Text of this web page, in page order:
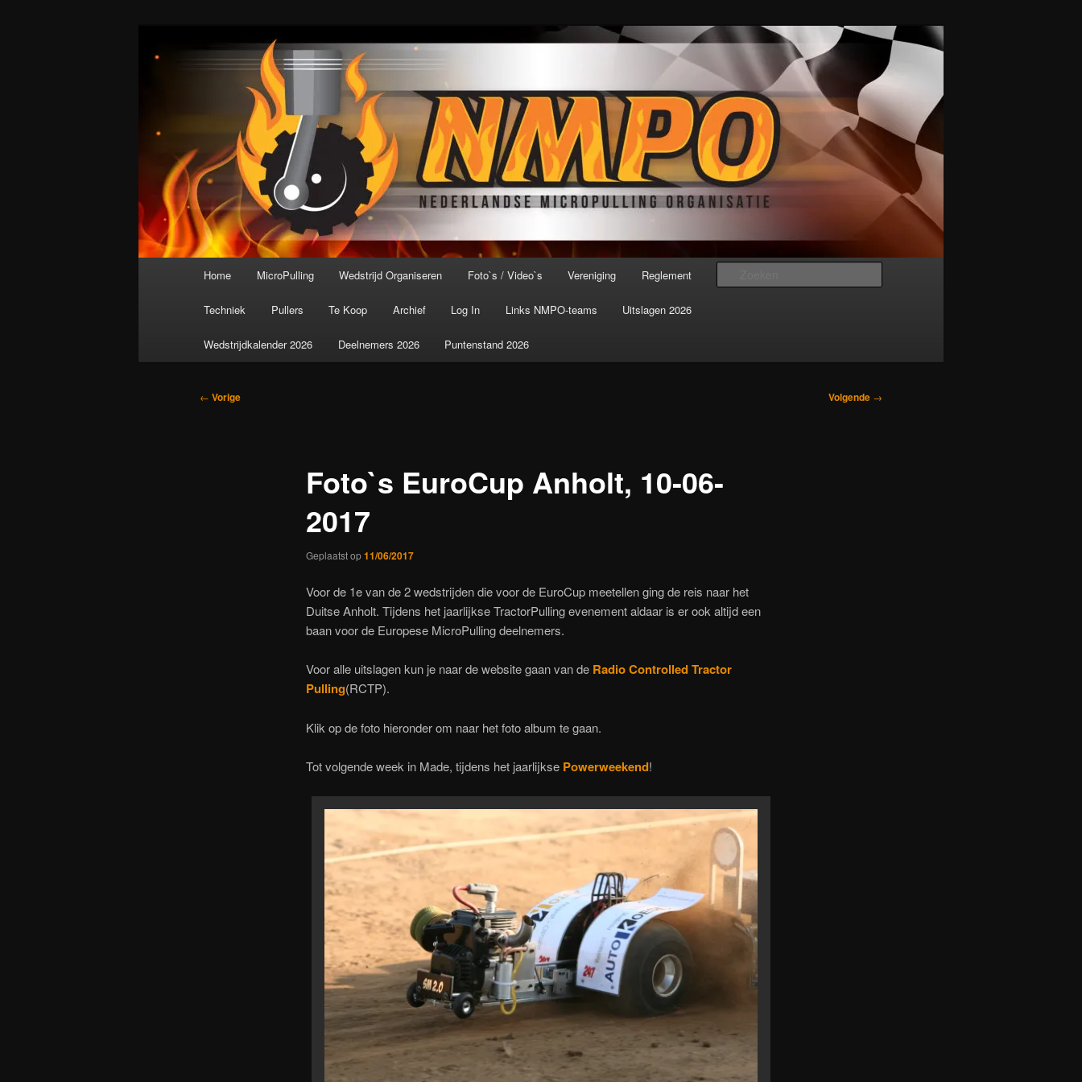
Nederlandse MicroPulling Organisatie
De meest krachtige modelbouwsport ter wereld!
Home MicroPulling Wedstrijd Organiseren Foto`s / Video`s Vereniging Reglement
Techniek Pullers Te Koop Archief Log In Links NMPO-teams Uitslagen 2026
Wedstrijdkalender 2026 Deelnemers 2026 Puntenstand 2026
Bericht
← Vorige Volgende →
Foto`s EuroCup Anholt, 10-06-
2017
Geplaatst op11/06/2017
Voor de 1e van de 2 wedstrijden die voor de EuroCup meetellen ging de reis naar het
Duitse Anholt. Tijdens het jaarlijkse TractorPulling evenement aldaar is er ook altijd een
baan voor de Europese MicroPulling deelnemers.
Voor alle uitslagen kun je naar de website gaan van de Radio Controlled Tractor
Pulling(RCTP).
Klik op de foto hieronder om naar het foto album te gaan.
Tot volgende week in Made, tijdens het jaarlijkse Powerweekend!